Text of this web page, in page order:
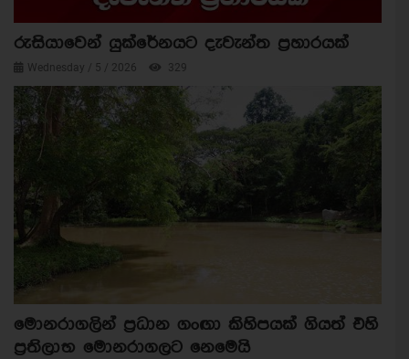
රුසියාවෙන් යුක්රේනයට දැවැන්ත ප්‍රහාරයක්
Wednesday / 5 / 2026 329
මොනරාගලින් ප්‍රධාන ගංඟා කිහිපයක් ගියත් එහි
ප්‍රතිලාභ මොනරාගලට නෙමෙයි